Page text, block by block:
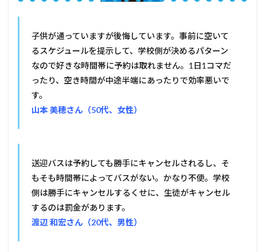
子供が通っていますが後悔しています。事前に空いて
るスケジュールを提示して、学校側が決めるパターン
なので好きな時間帯に予約は取れません。1日1コマだ
ったり、空き時間が中途半端にあったりで効率悪いで
す。
山本 美穂さん（50代、女性）
送迎バスは予約しても勝手にキャンセルされるし、そ
もそも時間帯によってバスがない。かなり不便。学校
側は勝手にキャンセルするくせに、生徒がキャンセル
するのは罰金があります。
渡辺 和宏さん（20代、男性）